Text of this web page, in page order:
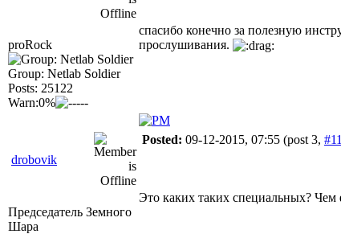
proRock
Group: Netlab Soldier
Posts: 25122
Warn:0%
спасибо конечно за полезную
прослушивания.
drobovik
Posted: 09-12-2015, 07:55 (post 3,
Председатель Земного
Шара
Это каких таких специальных? Чем